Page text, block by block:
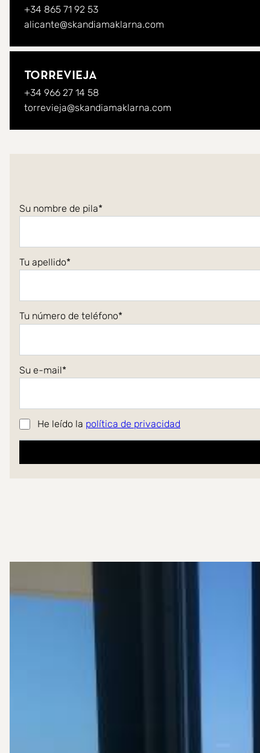
+34 865 71 92 53
alicante@skandiamaklarna.com
Torrevieja
+34 966 27 14 58
torrevieja@skandiamaklarna.com
Su nombre de pila
Tu apellido
Tu número de teléfono
Su e-mail
He leído la política de privacidad